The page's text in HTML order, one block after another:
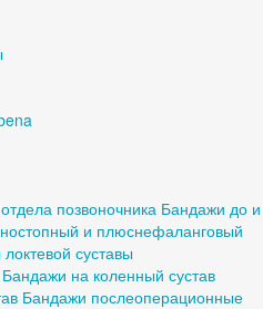
позвоночника Бандажи до и
и плюснефаланговый
суставы
Бандажи на коленный сустав
Бандажи послеоперационные